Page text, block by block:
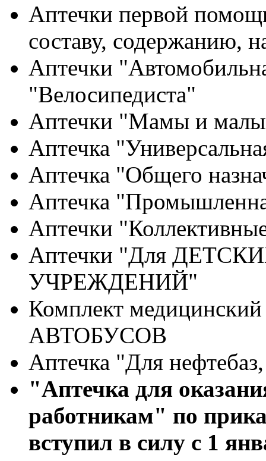
Аптечки первой
составу, содержанию,
Аптечки
"Велосипедиста"
Аптечки "Мамы и
Аптечка
Аптечка "Общего
Аптечка
Аптечки
Аптечки "Для
УЧРЕЖДЕНИЙ"
Комплект
АВТОБУСОВ
Аптечка "Для
"Аптечка для
работникам" по
вступил в силу с 1